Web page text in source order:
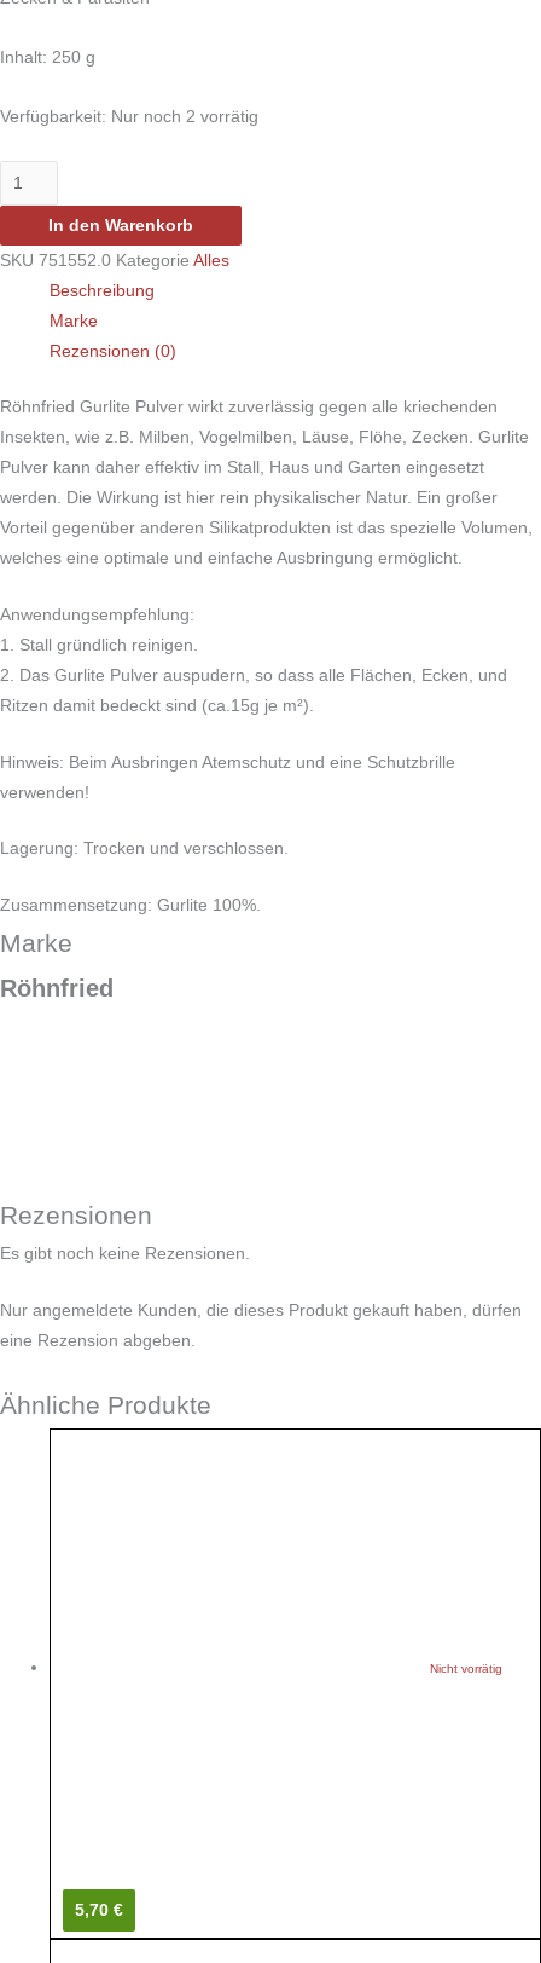
Inhalt: 250 g
Verfügbarkeit: Nur noch 2 vorrätig
In den Warenkorb
SKU 751552.0 Kategorie Alles
Beschreibung
Marke
Rezensionen (0)
Röhnfried Gurlite Pulver wirkt zuverlässig gegen alle kriechenden
Insekten, wie z.B. Milben, Vogelmilben, Läuse, Flöhe, Zecken. Gurlite
Pulver kann daher effektiv im Stall, Haus und Garten eingesetzt
werden. Die Wirkung ist hier rein physikalischer Natur. Ein großer
Vorteil gegenüber anderen Silikatprodukten ist das spezielle Volumen,
welches eine optimale und einfache Ausbringung ermöglicht.
Anwendungsempfehlung:
1. Stall gründlich reinigen.
2. Das Gurlite Pulver auspudern, so dass alle Flächen, Ecken, und
Ritzen damit bedeckt sind (ca.15g je m²).
Hinweis: Beim Ausbringen Atemschutz und eine Schutzbrille
verwenden!
Lagerung: Trocken und verschlossen.
Zusammensetzung: Gurlite 100%.
Marke
Röhnfried
Rezensionen
Es gibt noch keine Rezensionen.
Nur angemeldete Kunden, die dieses Produkt gekauft haben, dürfen
eine Rezension abgeben.
Ähnliche Produkte
Nicht vorrätig
5,70 €